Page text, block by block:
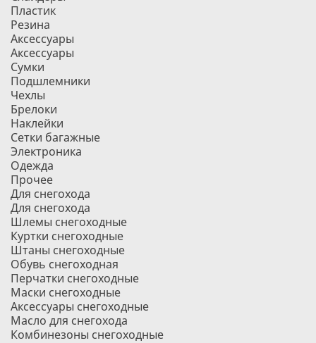
Пластик
Резина
Аксессуары
Аксессуары
Сумки
Подшлемники
Чехлы
Брелоки
Наклейки
Сетки багажные
Электроника
Одежда
Прочее
Для снегохода
Для снегохода
Шлемы снегоходные
Куртки снегоходные
Штаны снегоходные
Обувь снегоходная
Перчатки снегоходные
Маски снегоходные
Аксессуары снегоходные
Масло для снегохода
Комбинезоны снегоходные